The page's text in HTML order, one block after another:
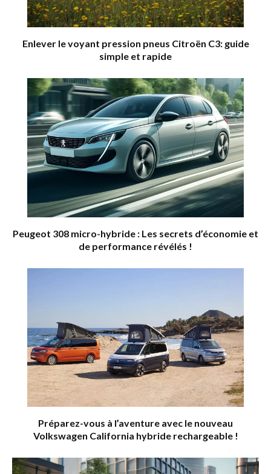
Enlever le voyant pression pneus Citroën C3: guide
simple et rapide
Peugeot 308 micro-hybride : Les secrets d’économie et
de performance révélés !
Préparez-vous à l’aventure avec le nouveau
Volkswagen California hybride rechargeable !